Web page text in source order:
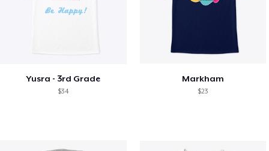
Yusra - 3rd Grade
$34
Markham
$23